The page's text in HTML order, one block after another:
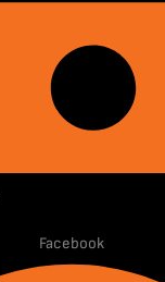
Facebook